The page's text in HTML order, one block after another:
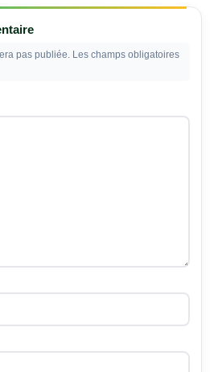
pas publiée. Les champs obligatoires